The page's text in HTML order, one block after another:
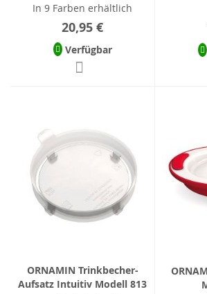
In 9 Farben erhältlich
20,95 €
Verfügbar
ORNAMIN Trinkbecher-
Aufsatz Intuitiv Modell 813